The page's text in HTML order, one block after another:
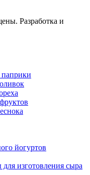
Разработка и
паприки
йогуртов
изготовления сыра